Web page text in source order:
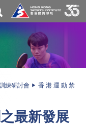
關
搜
練研討會
香 港 運 動 禁
最新發展